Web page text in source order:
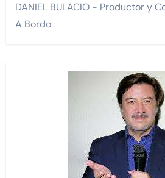
DANIEL BULACIO - Productor y
A Bordo